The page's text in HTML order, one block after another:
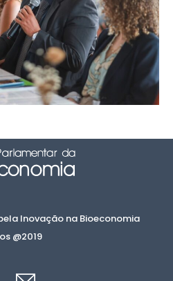
Inovação na Bioeconomia
@2019
Instagram